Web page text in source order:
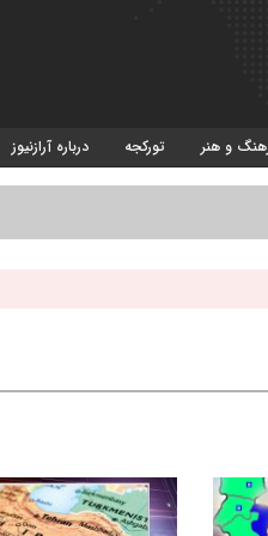
و هنر تورکجه درباره آرازنیوز